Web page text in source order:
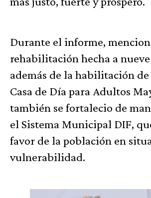
Durante el informe,
rehabilitación hecha a
además de la habilitación
Casa de Día para Adultos
también se fortalecio de
el Sistema Municipal DIF,
favor de la población en
vulnerabilidad.